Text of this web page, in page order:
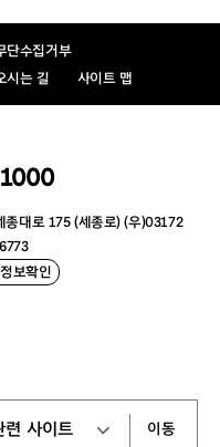
단수집거부
시는 길 사이트 맵
종대로 175 (세종로) (우)03172
보확인
이동